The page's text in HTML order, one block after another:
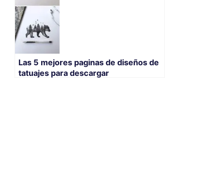
Las 5 mejores paginas de diseños de
tatuajes para descargar